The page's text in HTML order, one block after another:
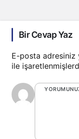
Bir Cevap Yaz
E-posta adresiniz
ile